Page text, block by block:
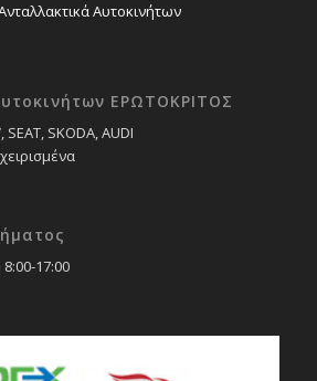
Αυτοκινήτων
ΕΡΩΤΟΚΡΙΤΟΣ
SKODA, AUDI
17:00